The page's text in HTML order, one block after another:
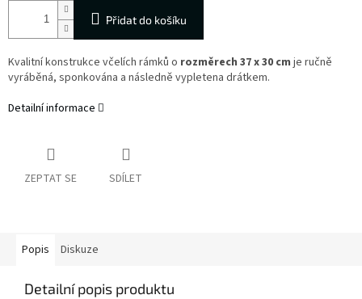
Přidat do košíku
Kvalitní konstrukce včelích rámků o rozměrech 37 x 30 cm je ručně
vyráběná, sponkována a následně vypletena drátkem.
Detailní informace
ZEPTAT SE SDÍLET
Popis Diskuze
Detailní popis produktu